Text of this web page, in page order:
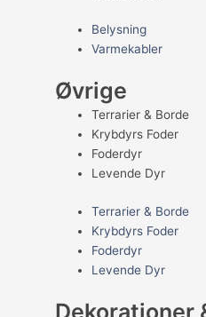
Belysning
Varmekabler
Øvrige
Terrarier & Borde
Krybdyrs Foder
Foderdyr
Levende Dyr
Terrarier & Borde
Krybdyrs Foder
Foderdyr
Levende Dyr